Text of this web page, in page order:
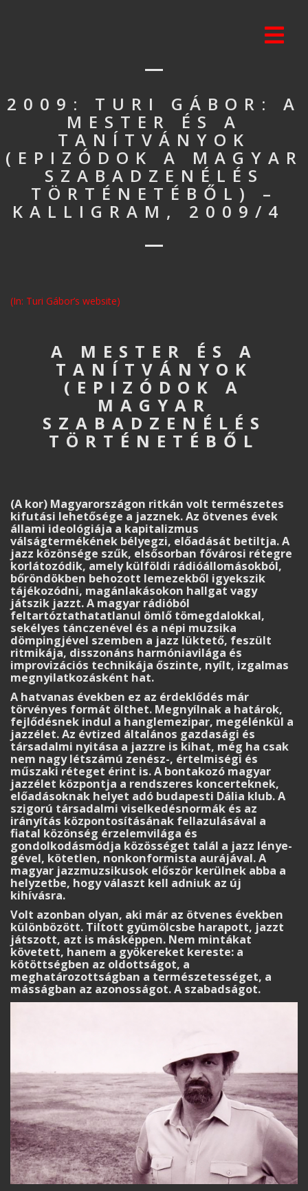
2009: TURI GÁBOR: A
MESTER ÉS A
TANÍTVÁNYOK
(EPIZÓDOK A MAGYAR
SZABADZENÉLÉS
TÖRTÉNETÉBŐL) –
KALLIGRAM, 2009/4
(In: Turi Gábor’s website)
A MESTER ÉS A
TANÍTVÁNYOK
(EPIZÓDOK A
MAGYAR
SZABADZENÉLÉS
TÖRTÉNETÉBŐL
(A kor) Magyar­országon ritkán volt természetes
kifutási lehetősége a jazznek. Az ötvenes évek
állami ideológiája a kapitalizmus
válságtermékének bélyegzi, előadását betiltja. A
jazz közönsége szűk, elsősorban fővárosi rétegre
korlátozódik, amely külföldi rádióállomásokból,
bőröndökben behozott lemezekből igyekszik
tájékozódni, magánlakásokon hallgat vagy
játszik jazzt. A magyar rádióból
feltartóztathatatlanul ömlő tömegdalokkal,
sekélyes tánczenével és a népi muzsika
dömpingjével szemben a jazz lüktető, feszült
ritmikája, disszonáns harmóniavilága és
improvizációs technikája őszinte, nyílt, izgalmas
megnyilatkozásként hat.
A hatvanas években ez az érdeklődés már
törvényes formát ölthet. Megnyílnak a határok,
fejlődésnek indul a hanglemezipar, megélénkül a
jazzélet. Az évtized általános gazdasági és
társadalmi nyitása a jazzre is kihat, még ha csak
nem nagy létszámú zenész-, értelmiségi és
műszaki réteget érint is. A bontakozó magyar
jazzélet központja a rendszeres koncerteknek,
előadásoknak helyet adó budapesti Dália klub. A
szigorú társadalmi viselkedésnormák és az
irányítás központosításának fellazulásával a
fiatal közönség érzelemvilága és
gondolkodásmódja közösséget talál a jazz lénye­
gével, kötetlen, nonkonformista aurájával. A
magyar jazzmuzsikusok először kerülnek abba a
helyzetbe, hogy választ kell adniuk az új
kihívásra.
Volt azonban olyan, aki már az ötvenes években
különbözött. Tiltott gyümölcsbe harapott, jazzt
játszott, azt is másképpen. Nem mintákat
követett, hanem a gyökereket kereste: a
kötöttségben az oldottságot, a
meghatározottságban a természetességet, a
másságban az azonosságot. A szabadságot.